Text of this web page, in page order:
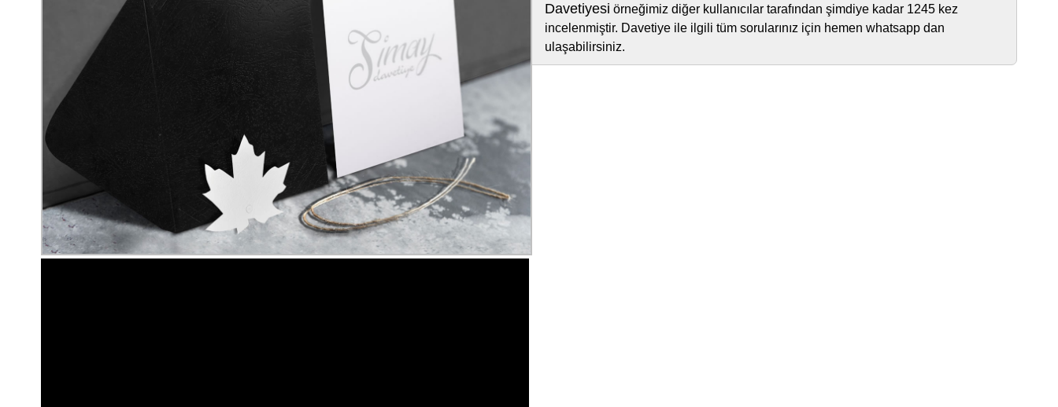
Davetiyesi örneğimiz diğer kullanıcılar tarafından şimdiye kadar 1245 kez
incelenmiştir. Davetiye ile ilgili tüm sorularınız için hemen whatsapp dan
ulaşabilirsiniz.